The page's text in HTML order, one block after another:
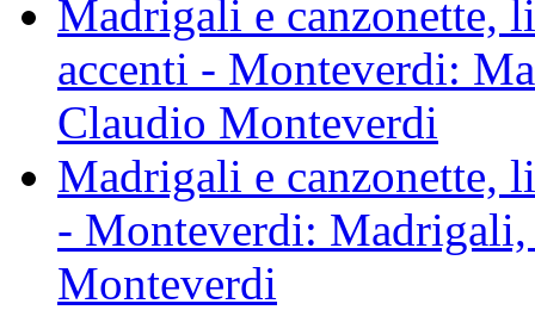
Madrigali e canzonette,
accenti - Monteverdi:
Claudio Monteverdi
Madrigali e canzonette,
- Monteverdi:
Monteverdi